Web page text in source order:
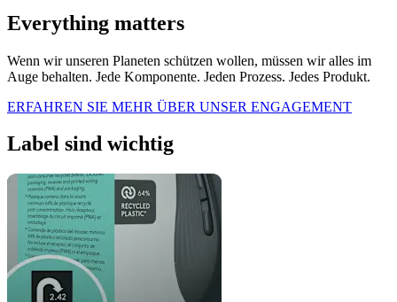
Everything matters
Wenn wir unseren Planeten schützen wollen, müssen wir alles im
Auge behalten. Jede Komponente. Jeden Prozess. Jedes Produkt.
ERFAHREN SIE MEHR ÜBER UNSER ENGAGEMENT
Label sind wichtig